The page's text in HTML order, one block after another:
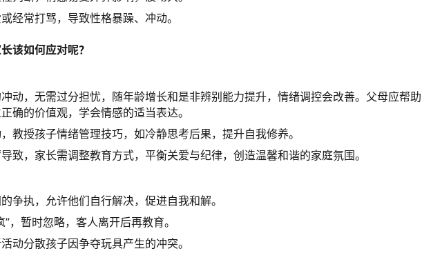
经常打骂，导致性格暴躁、冲动。
该如何应对呢？
动，无需过分担忧，随年龄增长和是非辨别能力提升，情绪调控会改善。父母应帮助
确的价值观，学会情感的适当表达。
教授孩子情绪管理技巧，如冷静思考后果，提升自我修养。
致，家长需调整教育方式，平衡关爱与纪律，创造温馨和谐的家庭氛围。
争执，允许他们自行解决，促进自我和解。
，暂时忽略，客人离开后再教育。
动分散孩子因争夺玩具产生的冲突。